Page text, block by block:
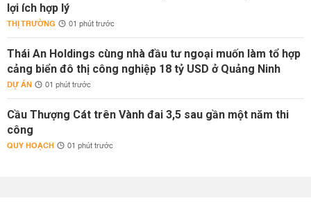
lợi ích hợp lý
THỊ TRƯỜNG 01 phút trước
Thái An Holdings cùng nhà đầu tư ngoại muốn làm tổ hợp
cảng biển đô thị công nghiệp 18 tỷ USD ở Quảng Ninh
DỰ ÁN 01 phút trước
Cầu Thượng Cát trên Vành đai 3,5 sau gần một năm thi
công
QUY HOẠCH 01 phút trước